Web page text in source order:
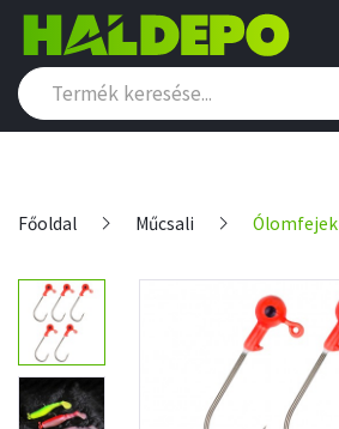
Főoldal Műcsali Ólomfejek